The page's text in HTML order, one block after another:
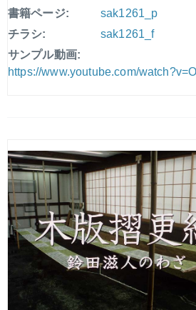
書籍ページ:
sak1261_p
チラシ:
sak1261_f
サンプル動画:
https://www.youtube.com/